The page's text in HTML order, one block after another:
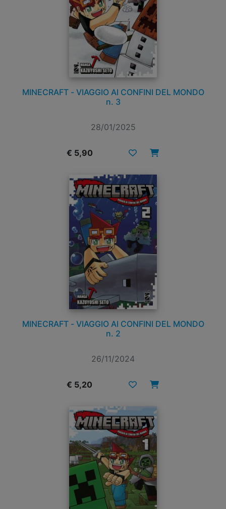
MINECRAFT - VIAGGIO AI CONFINI DEL MONDO
n. 3
28/01/2025
€ 5,90
MINECRAFT - VIAGGIO AI CONFINI DEL MONDO
n. 2
26/11/2024
€ 5,20